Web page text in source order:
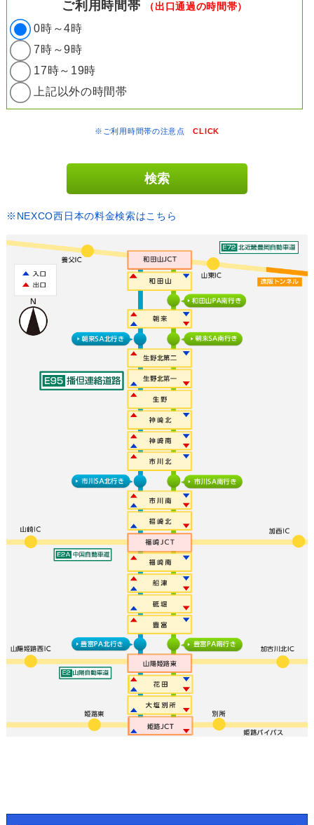
ご利用時間帯 （出口通過の時間帯）
0時～4時
7時～9時
17時～19時
上記以外の時間帯
※ご利用時間帯の注意点CLICK
※NEXCO西日本の料金検索はこちら